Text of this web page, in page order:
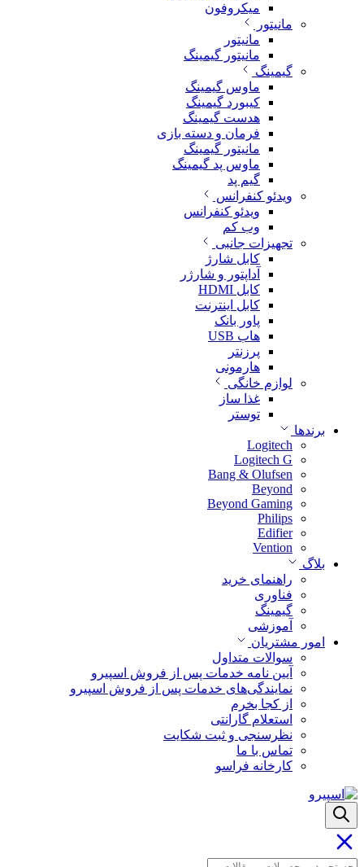
میکروفون
مانیتور
مانیتور
مانیتور گیمینگ
گیمینگ
ماوس گیمینگ
کیبورد گیمینگ
هدست گیمینگ
فرمان و دسته بازی
مانیتور گیمینگ
ماوس پد گیمینگ
گیم پد
ویدئو کنفرانس
ویدئو کنفرانس
وب کم
تجهیزات جانبی
کابل شارژ
آداپتور و شارژر
کابل HDMI
کابل اینترنت
پاور بانک
هاب USB
پرزنتر
هارمونی
لوازم خانگی
غذا ساز
توستر
برندها
Logitech
Logitech G
Bang & Olufsen
Beyond
Beyond Gaming
Philips
Edifier
Vention
بلاگ
راهنمای خرید
فناوری
گیمینگ
آموزشی
امور مشتریان
سوالات متداول
آیین نامه خدمات پس از فروش اسپیرو
نمایندگی‌های خدمات پس از فروش اسپیرو
از کجا بخرم
استعلام گارانتی
نظرسنجی و ثبت شکایت
تماس با ما
کارخانه فراسو